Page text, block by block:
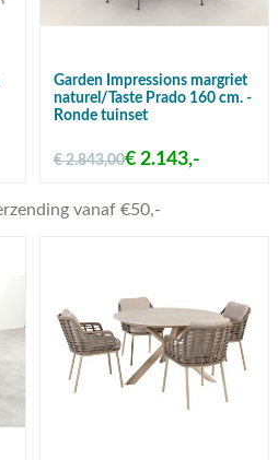
Garden Impressions margriet
naturel/Taste Prado 160 cm. -
Ronde tuinset
€ 2.843,00€ 2.143,-